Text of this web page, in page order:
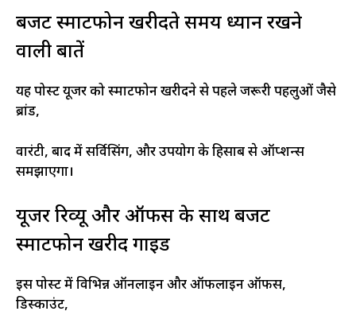
बजट स्मार्टफोन खरीदते समय ध्यान रखने
वाली बातें
यह पोस्ट यूजर को स्मार्टफोन खरीदने से पहले जरूरी पहलुओं जैसे
ब्रांड,
वारंटी, बाद में सर्विसिंग, और उपयोग के हिसाब से ऑप्शन्स
समझाएगा।
यूजर रिव्यू और ऑफर्स के साथ बजट
स्मार्टफोन खरीद गाइड
इस पोस्ट में विभिन्न ऑनलाइन और ऑफलाइन ऑफर्स,
डिस्काउंट,